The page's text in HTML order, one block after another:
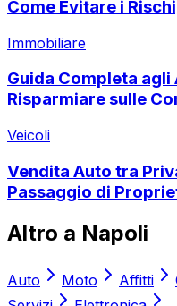
Come Evitare i
Immobiliare
Guida Completa
Risparmiare sulle
Veicoli
Vendita Auto tra
Passaggio di
Altro a Napoli
Auto Moto Affitti